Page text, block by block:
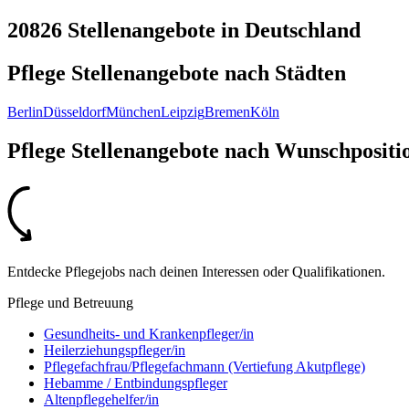
20826 Stellenangebote in Deutschland
Pflege Stellenangebote nach Städten
BerlinDüsseldorfMünchenLeipzigBremenKöln
Pflege Stellenangebote nach
Entdecke Pflegejobs nach deinen Interessen oder Qualifikationen.
Pflege und Betreuung
Gesundheits- und Krankenpfleger/in
Heilerziehungspfleger/in
Pflegefachfrau/Pflegefachmann (Vertiefung Akutpflege)
Hebamme / Entbindungspfleger
Altenpflegehelfer/in